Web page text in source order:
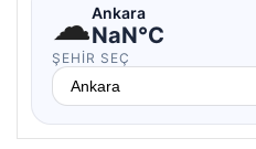
☁Ankara
NaN°C
ŞEHIR SEÇ